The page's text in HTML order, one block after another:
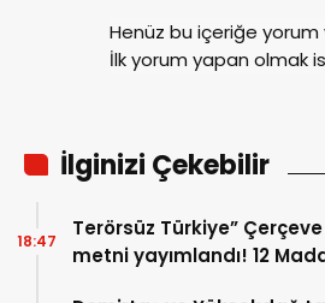
Henüz bu içeriğe yorum
İlk yorum yapan olmak
İlginizi Çekebilir
Terörsüz Türkiye”
metni yayımlandı! 12
18:47